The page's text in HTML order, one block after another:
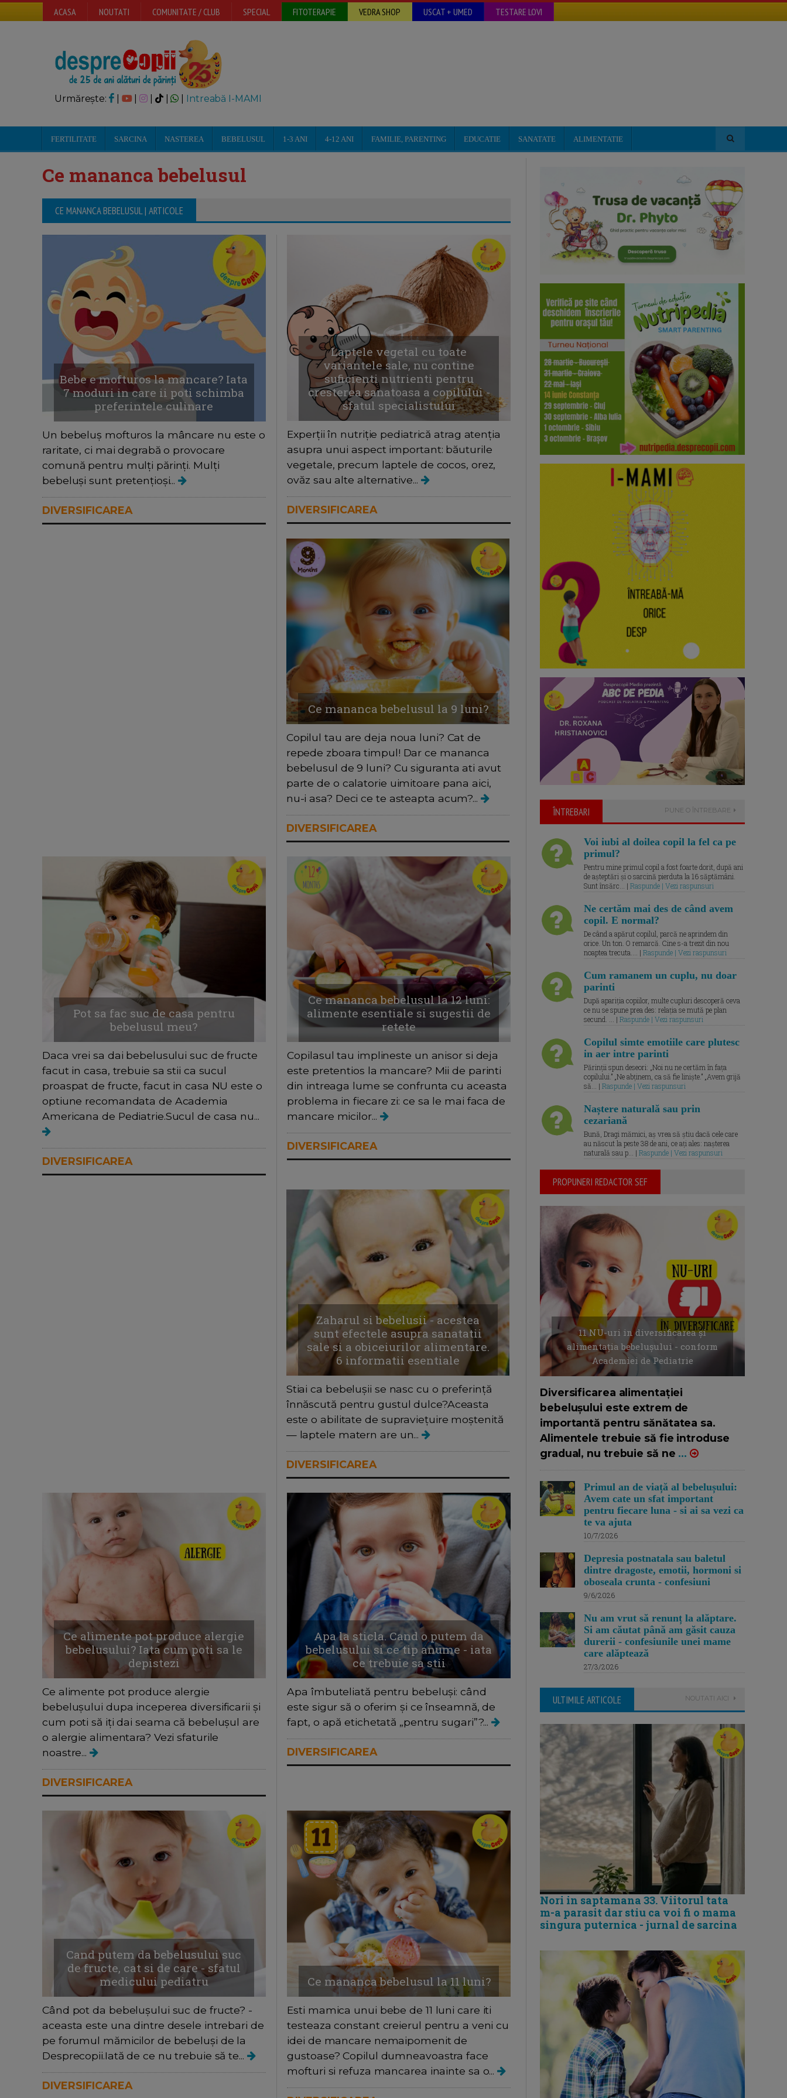
ACASA NOUTATI COMUNITATE / CLUB SPECIAL FITOTERAPIE VEDRA SHOP USCAT + UMED TESTARE LOVI
Urmărește: | | Intreabă I-MAMI
FERTILITATE SARCINA NASTEREA BEBELUSUL 1-3 ANI 4-12 ANI FAMILIE, PARENTING EDUCATIE SANATATE ALIMENTATIE
Ce mananca bebelusul
CE MANANCA BEBELUSUL | ARTICOLE
Bebe e mofturos la mancare? Iata
7 moduri in care ii poti schimba
preferintele culinare
Un bebeluș mofturos la mâncare nu este o
raritate, ci mai degrabă o provocare
comună pentru mulți părinți. Mulți
bebeluși sunt pretențioși...
DIVERSIFICAREA
Laptele vegetal cu toate
variantele sale, nu contine
suficienti nutrienti pentru
cresterea sanatoasa a copilului -
sfatul specialistului
Experții în nutriție pediatrică atrag atenția
asupra unui aspect important: băuturile
vegetale, precum laptele de cocos, orez,
ovăz sau alte alternative...
DIVERSIFICAREA
Ce mananca bebelusul la 9 luni?
Copilul tau are deja noua luni? Cat de
repede zboara timpul! Dar ce mananca
bebelusul de 9 luni? Cu siguranta ati avut
parte de o calatorie uimitoare pana aici,
nu-i asa? Deci ce te asteapta acum?...
DIVERSIFICAREA
Pot sa fac suc de casa pentru
bebelusul meu?
Daca vrei sa dai bebelusului suc de fructe
facut in casa, trebuie sa stii ca sucul
proaspat de fructe, facut in casa NU este o
optiune recomandata de Academia
Americana de Pediatrie.Sucul de casa nu...
DIVERSIFICAREA
Ce mananca bebelusul la 12 luni:
alimente esentiale si sugestii de
retete
Copilasul tau implineste un anisor si deja
este pretentios la mancare? Mii de parinti
din intreaga lume se confrunta cu aceasta
problema in fiecare zi: ce sa le mai faca de
mancare micilor...
DIVERSIFICAREA
Zaharul si bebelusii - acestea
sunt efectele asupra sanatatii
sale si a obiceiurilor alimentare.
6 informatii esentiale
Stiai ca bebelușii se nasc cu o preferință
înnăscută pentru gustul dulce?Aceasta
este o abilitate de supraviețuire moștenită
— laptele matern are un...
DIVERSIFICAREA
Ce alimente pot produce alergie
bebelusului? Iata cum poti sa le
depistezi
Ce alimente pot produce alergie
bebelușului dupa inceperea diversificarii și
cum poti să iți dai seama că bebelușul are
o alergie alimentara? Vezi sfaturile
noastre...
DIVERSIFICAREA
Apa la sticla. Cand o putem da
bebelusului si ce tip anume - iata
ce trebuie sa stii
Apa îmbuteliată pentru bebeluși: când
este sigur să o oferim și ce înseamnă, de
fapt, o apă etichetată „pentru sugari”?...
DIVERSIFICAREA
Cand putem da bebelusului suc
de fructe, cat si de care - sfatul
medicului pediatru
Când pot da bebelușului suc de fructe? -
aceasta este una dintre desele intrebari de
pe forumul mămicilor de bebeluși de la
Desprecopii.Iată de ce nu trebuie să te...
DIVERSIFICAREA
Ce mananca bebelusul la 11 luni?
Esti mamica unui bebe de 11 luni care iti
testeaza constant creierul pentru a veni cu
idei de mancare nemaipomenit de
gustoase? Copilul dumneavoastra face
mofturi si refuza mancarea inainte sa o...
ÎNTREBARI PUNE O ÎNTREBARE
Voi iubi al doilea copil la fel ca pe
primul?
Pentru mine primul copil a fost foarte dorit, după ani
de așteptări și o sarcină pierduta la 16 săptămâni.
Sunt însărc... | Raspunde | Vezi raspunsuri
Ne certăm mai des de când avem
copil. E normal?
De când a apărut copilul, parcă ne aprindem din
orice. Un ton. O remarcă. Cine s-a trezit din nou
noaptea trecuta.... | Raspunde | Vezi raspunsuri
Cum ramanem un cuplu, nu doar
parinti
După apariția copiilor, multe cupluri descoperă ceva
ce nu se spune prea des: relația se mută pe plan
secund. ... | Raspunde | Vezi raspunsuri
Copilul simte emotiile care plutesc
in aer intre parinti
Părinții spun deseori: „Noi nu ne certăm în fața
copilului.” „Ne abținem, ca să fie liniște.” „Avem grijă
să... | Raspunde | Vezi raspunsuri
Naștere naturală sau prin
cezariană
Bună, Dragi mămici, aș vrea să știu dacă cele care
au născut la peste 38 de ani, ce ați ales: nașterea
naturală sau p... | Raspunde | Vezi raspunsuri
PROPUNERI REDACTOR SEF
11 NU-uri in diversificarea și
alimentația bebelușului - conform
Academiei de Pediatrie
Diversificarea alimentației
bebelușului este extrem de
importantă pentru sănătatea sa.
Alimentele trebuie să fie introduse
gradual, nu trebuie să ne ...
Primul an de viață al bebelușului:
Avem cate un sfat important
pentru fiecare luna - si ai sa vezi ca
te va ajuta
10/7/2026
Depresia postnatala sau baletul
dintre dragoste, emotii, hormoni si
oboseala crunta - confesiuni
9/6/2026
Nu am vrut să renunț la alăptare.
Si am căutat până am găsit cauza
durerii - confesiunile unei mame
care alăptează
27/3/2026
ULTIMILE ARTICOLE NOUTATI AICI
Nori in saptamana 33. Viitorul tata
m-a parasit dar stiu ca voi fi o mama
singura puternica - jurnal de sarcina